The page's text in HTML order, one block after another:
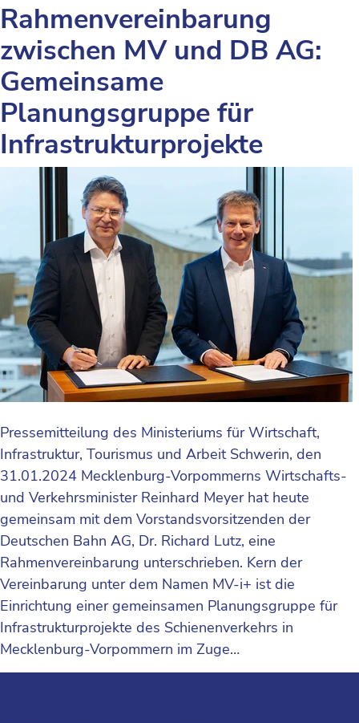
Rahmenvereinbarung
zwischen MV und DB AG:
Gemeinsame
Planungsgruppe für
Infrastrukturprojekte
Pressemitteilung des Ministeriums für Wirtschaft,
Infrastruktur, Tourismus und Arbeit Schwerin, den
31.01.2024 Mecklenburg-Vorpommerns Wirtschafts-
und Verkehrsminister Reinhard Meyer hat heute
gemeinsam mit dem Vorstandsvorsitzenden der
Deutschen Bahn AG, Dr. Richard Lutz, eine
Rahmenvereinbarung unterschrieben. Kern der
Vereinbarung unter dem Namen MV-i+ ist die
Einrichtung einer gemeinsamen Planungsgruppe für
Infrastrukturprojekte des Schienenverkehrs in
Mecklenburg-Vorpommern im Zuge…